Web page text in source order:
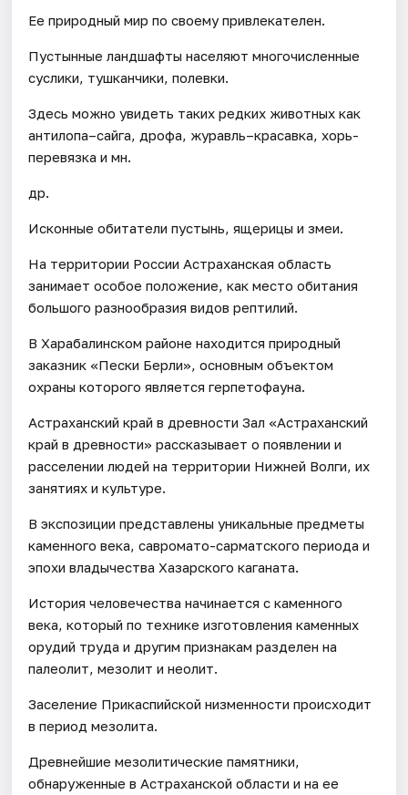
Ее природный мир по своему привлекателен.
Пустынные ландшафты населяют многочисленные
суслики, тушканчики, полевки.
Здесь можно увидеть таких редких животных как
антилопа–сайга, дрофа, журавль–красавка, хорь-
перевязка и мн.
др.
Исконные обитатели пустынь, ящерицы и змеи.
На территории России Астраханская область
занимает особое положение, как место обитания
большого разнообразия видов рептилий.
В Харабалинском районе находится природный
заказник «Пески Берли», основным объектом
охраны которого является герпетофауна.
Астраханский край в древности Зал «Астраханский
край в древности» рассказывает о появлении и
расселении людей на территории Нижней Волги, их
занятиях и культуре.
В экспозиции представлены уникальные предметы
каменного века, савромато-сарматского периода и
эпохи владычества Хазарского каганата.
История человечества начинается с каменного
века, который по технике изготовления каменных
орудий труда и другим признакам разделен на
палеолит, мезолит и неолит.
Заселение Прикаспийской низменности происходит
в период мезолита.
Древнейшие мезолитические памятники,
обнаруженные в Астраханской области и на ее